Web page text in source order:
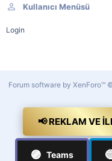
Kullanıcı Menüsü
Login
Forum software by XenForo™
📢 REKLAM VE
🟣 Teams